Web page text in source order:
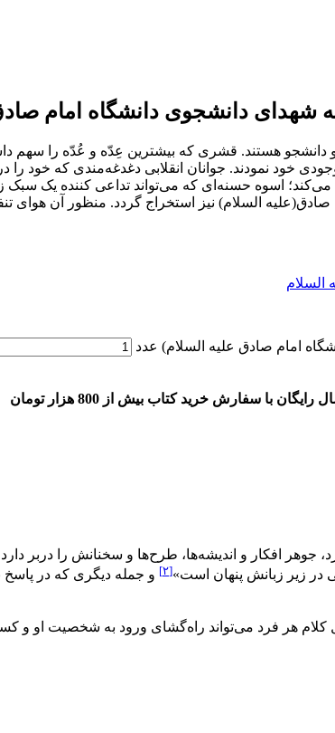
دانشجوی دانشگاه امام
هستند. قشری که بیشترین عِدّه و عُدّه را سهم
خود نمودند. جوانان انقلابی دغدغه‌مندی که
اسوه حسنه‌ای که می‌تواند تداعی کننده یک سبک
السلام) نیز استخراج گردد. منظور آن هوای
السلام
امام صادق علیه السلام) عدد
رایگان با سفارش خرید کتاب بیش از 800 هزار تومان
افکار و اندیشه­‌ها، طرح‌ها و سخنانش را دربر دارد،
در زیر زبانش پنهان است»[۲]
و جمله دیگری که در پاسخ
کلام هر فرد می‌تواند راه‌گشای ورود به شخصیت او و